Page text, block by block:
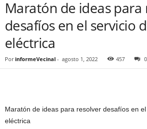
Maratón de ideas para
desafíos en el servicio
eléctrica
Por informeVecinal - agosto 1, 2022 457 0
Maratón de ideas para resolver desafíos en
eléctrica